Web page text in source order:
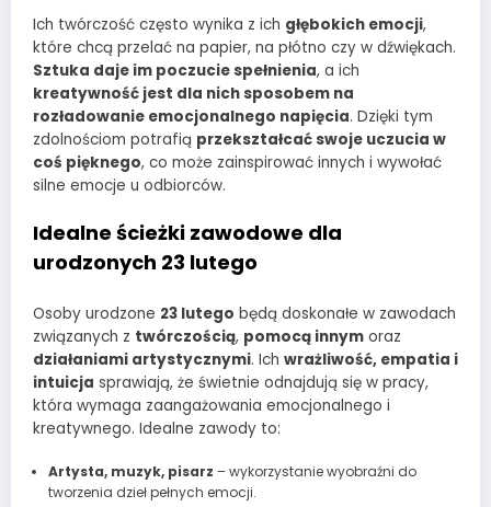
Ich twórczość często wynika z ich głębokich emocji,
które chcą przelać na papier, na płótno czy w dźwiękach.
Sztuka daje im poczucie spełnienia, a ich
kreatywność jest dla nich sposobem na
rozładowanie emocjonalnego napięcia. Dzięki tym
zdolnościom potrafią przekształcać swoje uczucia w
coś pięknego, co może zainspirować innych i wywołać
silne emocje u odbiorców.
Idealne ścieżki zawodowe dla
urodzonych 23 lutego
Osoby urodzone 23 lutego będą doskonałe w zawodach
związanych z twórczością, pomocą innym oraz
działaniami artystycznymi. Ich wrażliwość, empatia i
intuicja sprawiają, że świetnie odnajdują się w pracy,
która wymaga zaangażowania emocjonalnego i
kreatywnego. Idealne zawody to:
Artysta, muzyk, pisarz – wykorzystanie wyobraźni do
tworzenia dzieł pełnych emocji.